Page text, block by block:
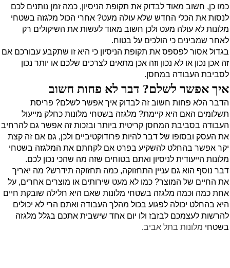
כמו כן, חשוב מאוד לבדוק את תקופת הניסיון, כמה זמן נותנים לכם
לנסות את הכלי החדש שלא עולה מעט? אחרי הכול מלגזה בשטחי
מלונות לא עולה מעט ולכן חשוב מאוד לעשות את השיקולים רק
לאחר שמבינים כי הולכים על בטוח.
בגדול אסור לפספס את תקופת הניסיון כי היא זו שתקבע עבורכם אם
זה אכן נכון או לא נכון וזה אכן מתאים לצרכים שלכם או יותר נכון
לסביבת העבודה במחסן.
איך אפשר לשלם? דבר לא פחות חשוב
הדבר הלא פחות חשוב זה לבדוק איך אפשר לשלם? פריסת
תשלומים האם היא קיימת? מלגזה בשטחי מלונות כחלק מייעול
העבודה בסביבת המחסן קריטית ביותר ובזכות זה אפשר גם להרחיב
את העסק ובסופו של דבר להיות פרודוקטיביים ולכן, גם אם זה קצת
יקר אפשר בהחלט להשקיע בפרט אם לקחתם את המלגזה בשטחי
מלונות הייעודית לניסיון ואתם בטוחים שזה מה שהכי נכון לכם.
דבר נוסף הוא גם עניין התחזוקה, כמה תחזוקה תידרש? מה יאריך
את החיים של המוצר? כמו לא מעט שירותים או מוצרים אחרים, על
אחת כמה וכמה מלגזה בשטחי מלונות שאם היא חלילה שובקת חיים
היא בהחלט יכולה לפגוע בכול מהלך העבודה ואתם הרי לא יכולים
להרשות לעצמכם לבזבז ולו יום אחד שישבית אתכם בגלל מלגזה
בשטחי מלונות בתל אביב.